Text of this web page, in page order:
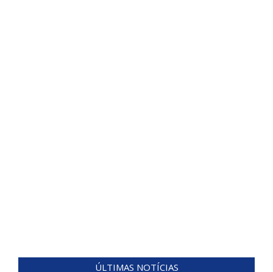
ÚLTIMAS NOTÍCIAS